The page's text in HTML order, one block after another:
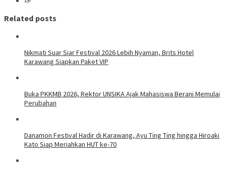
Related posts
Nikmati Suar Siar Festival 2026 Lebih Nyaman, Brits Hotel
Karawang Siapkan Paket VIP
Buka PKKMB 2026, Rektor UNSIKA Ajak Mahasiswa Berani Memulai
Perubahan
Danamon Festival Hadir di Karawang, Ayu Ting Ting hingga Hiroaki
Kato Siap Meriahkan HUT ke-70